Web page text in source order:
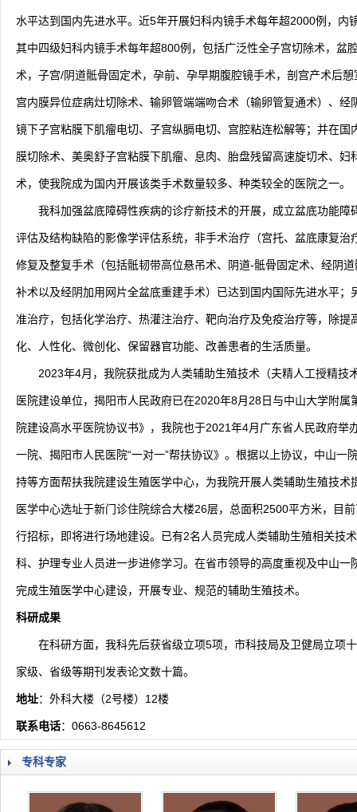
水平达到国内先进水平。近5年开展妇科内镜手术每年超2000例，内
其中四级妇科内镜手术每年超800例，包括广泛性全子宫切除术，盆
术，子宫/阴道骶骨固定术，孕前、孕早期腹腔镜手术，剖宫产术后
宫内膜异位症病灶切除术、输卵管端端吻合术（输卵管复通术）、
镜下子宫粘膜下肌瘤电切、子宫纵膈电切、宫腔粘连松解等；并在
膜切除术、美奥舒子宫粘膜下肌瘤、息肉、胎盘残留高速旋切术、
术，使我院成为国内开展该类手术数量较多、种类较全的医院之一。
我科加强盆底障碍性疾病的诊疗新技术的开展，成立盆底功能
评估及结构缺陷的影像学评估系统，非手术治疗（宫托、盆底康复
修复及整复手术（包括骶韧带高位悬吊术、阴道-骶骨固定术、经阴
补术以及经阴加用网片全盆底重建手术）已达到国内国际先进水平
准治疗，包括化学治疗、热灌注治疗、靶向治疗及免疫治疗等，除
化、人性化、微创化、保留器官功能、改善患者的生活质量。
2023年4月，我院获批成为人类辅助生殖技术（夫精人工授精技
医院建设单位，揭阳市人民政府已在2020年8月28日与中山大学附
院建设高水平医院协议书》，我院也于2021年4月广东省人民政府举
一院、揭阳市人民医院“一对一”帮扶协议》。根据以上协议，中山一
持等方面帮扶我院建设生殖医学中心，为我院开展人类辅助生殖技
医学中心选址于新门诊住院综合大楼26层，总面积2500平方米，目
行招标，即将进行场地建设。已有2名人员完成人类辅助生殖相关技
科、护理专业人员进一步进修学习。在省市领导的高度重视及中山一
完成生殖医学中心建设，开展专业、规范的辅助生殖技术。
科研成果
在科研方面，我科先后获省级立项5项，市科技局及卫健局立项
家级、省级等期刊发表论文数十篇。
地址：外科大楼（2号楼）12楼
联系电话：0663-8645612
专科专家